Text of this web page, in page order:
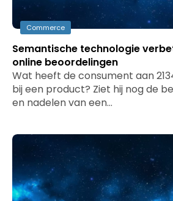
Commerce
Semantische technologie
online beoordelingen
Wat heeft de consument aan
bij een product? Ziet hij nog de
en nadelen van een…